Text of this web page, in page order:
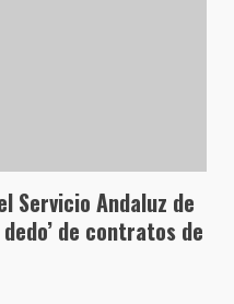
Servicio Andaluz de
de contratos de